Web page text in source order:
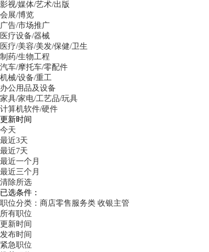
影视/媒体/艺术/出版
会展/博览
广告/市场推广
医疗设备/器械
医疗/美容/美发/保健/卫生
制药/生物工程
汽车/摩托车/零配件
机械/设备/重工
办公用品及设备
家具/家电/工艺品/玩具
计算机软件/硬件
更新时间
今天
最近3天
最近7天
最近一个月
最近三个月
清除所选
已选条件：
职位分类：商店零售服务类 收银主管
所有职位
更新时间
发布时间
紧急职位